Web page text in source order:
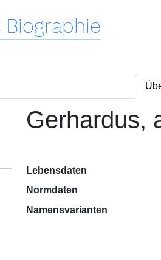
Biographie
Gerhardus,
Lebensdaten
Normdaten
Namensvarianten